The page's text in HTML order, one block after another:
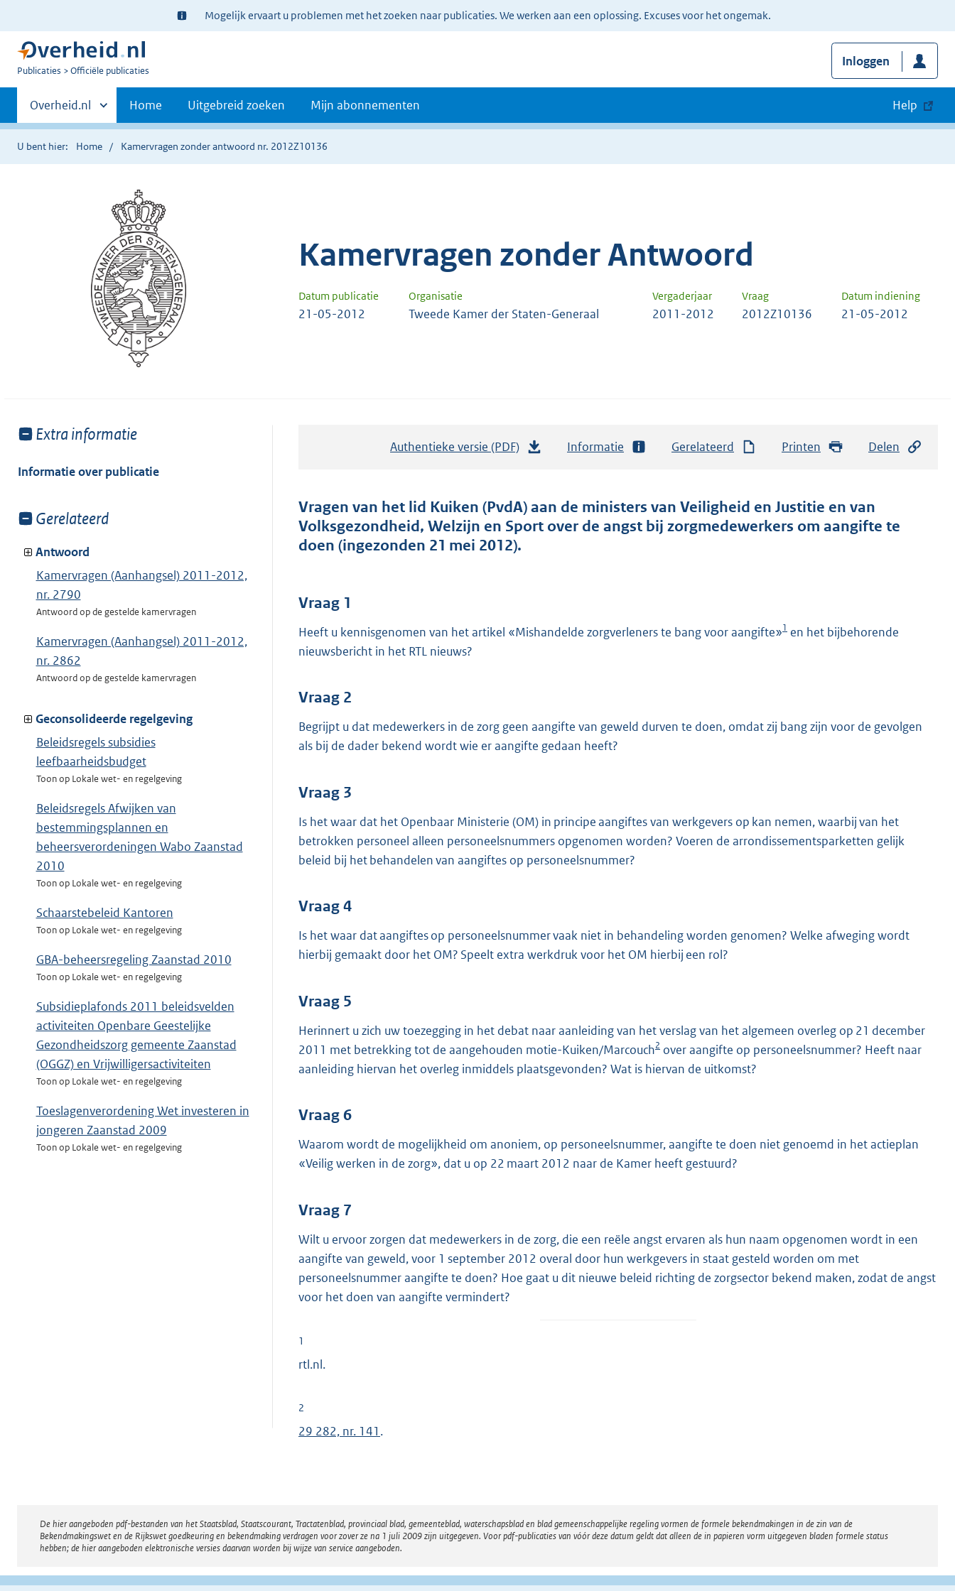
Ter
informatie:
Mogelijk ervaart u problemen met het zoeken naar publicaties. We werken aan een oplossing. Excuses voor het ongemak.
U
Publicaties Officiële publicaties
Inloggen
Primaire
navigatie
Andere
sites
binnen
Overheid.nl Home Uitgebreid zoeken Mijn abonnementen Help
U bent hier: Home Kamervragen zonder antwoord nr. 2012Z10136
Kamervragen zonder Antwoord
Datum publicatie Organisatie Vergaderjaar Vraag Datum indiening
21-05-2012 Tweede Kamer der Staten-Generaal 2011-2012 2012Z10136 21-05-2012
Toon
van:
Extra informatie
Informatie over publicatie
Toon
van:
Gerelateerd
Antwoord
Kamervragen (Aanhangsel) 2011-2012,
nr. 2790
Antwoord op de gestelde kamervragen
Kamervragen (Aanhangsel) 2011-2012,
nr. 2862
Antwoord op de gestelde kamervragen
Geconsolideerde regelgeving
Beleidsregels subsidies
leefbaarheidsbudget
Toon op Lokale wet- en regelgeving
Beleidsregels Afwijken van
bestemmingsplannen en
beheersverordeningen Wabo Zaanstad
2010
Toon op Lokale wet- en regelgeving
Schaarstebeleid Kantoren
Toon op Lokale wet- en regelgeving
GBA-beheersregeling Zaanstad 2010
Toon op Lokale wet- en regelgeving
Subsidieplafonds 2011 beleidsvelden
activiteiten Openbare Geestelijke
Gezondheidszorg gemeente Zaanstad
(OGGZ) en Vrijwilligersactiviteiten
Toon op Lokale wet- en regelgeving
Toeslagenverordening Wet investeren in
jongeren Zaanstad 2009
Toon op Lokale wet- en regelgeving
Authentieke versie (PDF)
t
a
o
:
4
Informatie Gerelateerd Printen Delen
Vragen van het lid Kuiken (PvdA) aan de ministers van Veiligheid en Justitie en van
Volksgezondheid, Welzijn en Sport over de angst bij zorgmedewerkers om aangifte te
doen (ingezonden 21 mei 2012).
Vraag 1
Heeft u kennisgenomen van het artikel «Mishandelde zorgverleners te bang voor aangifte»1 en het bijbehorende
nieuwsbericht in het RTL nieuws?
Vraag 2
Begrijpt u dat medewerkers in de zorg geen aangifte van geweld durven te doen, omdat zij bang zijn voor de gevolgen
als bij de dader bekend wordt wie er aangifte gedaan heeft?
Vraag 3
Is het waar dat het Openbaar Ministerie (OM) in principe aangiftes van werkgevers op kan nemen, waarbij van het
betrokken personeel alleen personeelsnummers opgenomen worden? Voeren de arrondissementsparketten gelijk
beleid bij het behandelen van aangiftes op personeelsnummer?
Vraag 4
Is het waar dat aangiftes op personeelsnummer vaak niet in behandeling worden genomen? Welke afweging wordt
hierbij gemaakt door het OM? Speelt extra werkdruk voor het OM hierbij een rol?
Vraag 5
Herinnert u zich uw toezegging in het debat naar aanleiding van het verslag van het algemeen overleg op 21 december
2011 met betrekking tot de aangehouden motie-Kuiken/Marcouch2 over aangifte op personeelsnummer? Heeft naar
aanleiding hiervan het overleg inmiddels plaatsgevonden? Wat is hiervan de uitkomst?
Vraag 6
Waarom wordt de mogelijkheid om anoniem, op personeelsnummer, aangifte te doen niet genoemd in het actieplan
«Veilig werken in de zorg», dat u op 22 maart 2012 naar de Kamer heeft gestuurd?
Vraag 7
Wilt u ervoor zorgen dat medewerkers in de zorg, die een reële angst ervaren als hun naam opgenomen wordt in een
aangifte van geweld, voor 1 september 2012 overal door hun werkgevers in staat gesteld worden om met
personeelsnummer aangifte te doen? Hoe gaat u dit nieuwe beleid richting de zorgsector bekend maken, zodat de angst
voor het doen van aangifte vermindert?
1
rtl.nl.
2
29 282, nr. 141 .
Disclaimer
De hier aangeboden pdf-bestanden van het Staatsblad, Staatscourant, Tractatenblad, provinciaal blad, gemeenteblad, waterschapsblad en blad gemeenschappelijke regeling vormen de formele bekendmakingen in de zin van de
Bekendmakingswet en de Rijkswet goedkeuring en bekendmaking verdragen voor zover ze na 1 juli 2009 zijn uitgegeven. Voor pdf-publicaties van vóór deze datum geldt dat alleen de in papieren vorm uitgegeven bladen formele status
hebben; de hier aangeboden elektronische versies daarvan worden bij wijze van service aangeboden.